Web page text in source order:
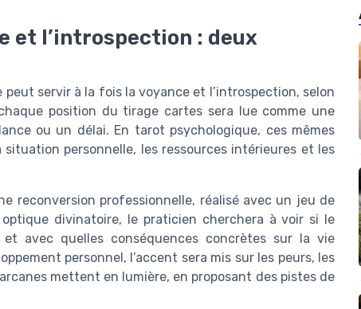
et l’introspection : deux
servir à la fois la voyance et l’introspection, selon
position du tirage cartes sera lue comme une
ou un délai. En tarot psychologique, ces mêmes
personnelle, les ressources intérieures et les
reconversion professionnelle, réalisé avec un jeu de
divinatoire, le praticien cherchera à voir si le
avec quelles conséquences concrètes sur la vie
personnel, l’accent sera mis sur les peurs, les
mettent en lumière, en proposant des pistes de